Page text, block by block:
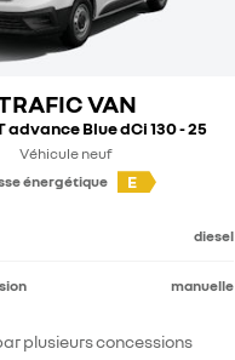
VAN
advance Blue dCi 130 - 25
Véhicule neuf
énergétique
E
diesel
manuelle
plusieurs concessions